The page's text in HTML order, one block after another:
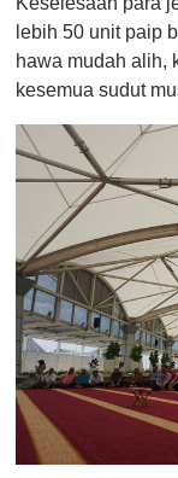
e
,
0
lebih 50 unit paip
hawa mudah alih,
kesemua sudut